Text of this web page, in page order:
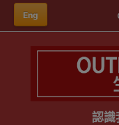
Eng
認識